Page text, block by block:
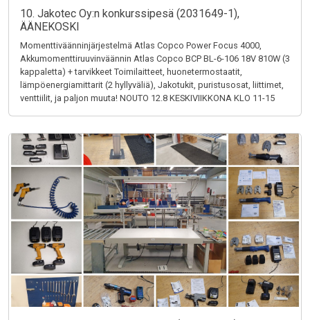
10. Jakotec Oy:n konkurssipesä (2031649-1),
ÄÄNEKOSKI
Momenttiväänninjärjestelmä Atlas Copco Power Focus 4000,
Akkumomenttiruuvinväännin Atlas Copco BCP BL-6-106 18V 810W (3
kappaletta) + tarvikkeet Toimilaitteet, huonetermostaatit,
lämpöenergiamittarit (2 hyllyväliä), Jakotukit, puristusosat, liittimet,
venttiilit, ja paljon muuta! NOUTO 12.8 KESKIVIIKKONA KLO 11-15